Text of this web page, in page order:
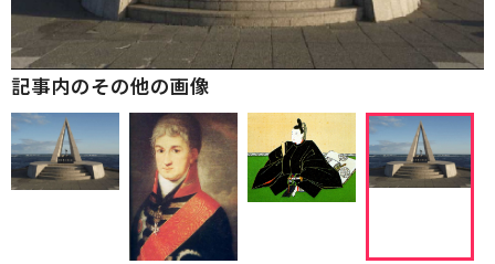
記事内のその他の画像